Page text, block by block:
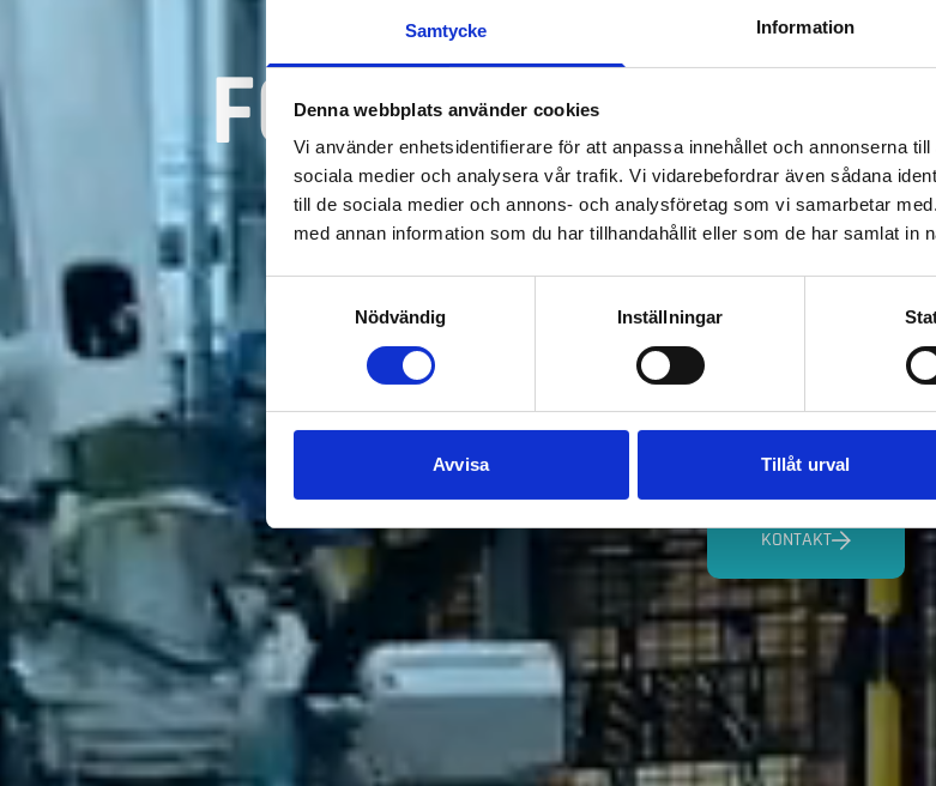
Samtycke Information
Denna webbplats använder cookies
Vi använder enhetsidentifierare för att anpassa innehållet och annonserna
sociala medier och analysera vår trafik. Vi vidarebefordrar även sådana
till de sociala medier och annons- och analysföretag som vi samarbetar
med annan information som du har tillhandahållit eller som de har samlat in
Nödvändig
Inställningar
Avvisa Tillåt urval
FÖRENKLAD
SMART
Vi skapar effektiva logistiklösningar från
Med fokus på ökad lönsamhet gör vi
KONTAKT